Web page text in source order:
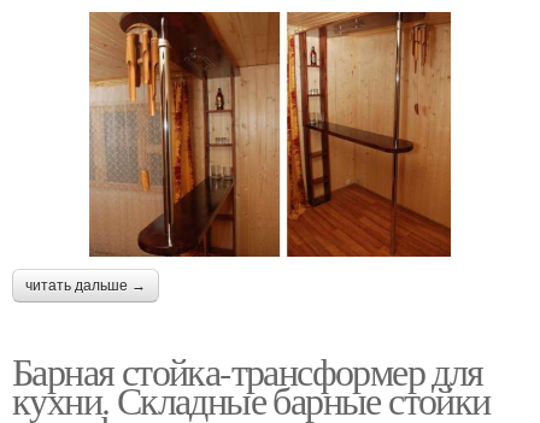
читать дальше →
Барная стойка-трансформер для
кухни. Складные барные стойки